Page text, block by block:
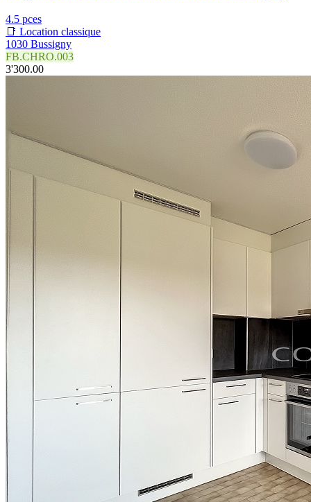
4.5 pces
📑 Location classique
1030 Bussigny
FB.CHRO.003
3'300.00